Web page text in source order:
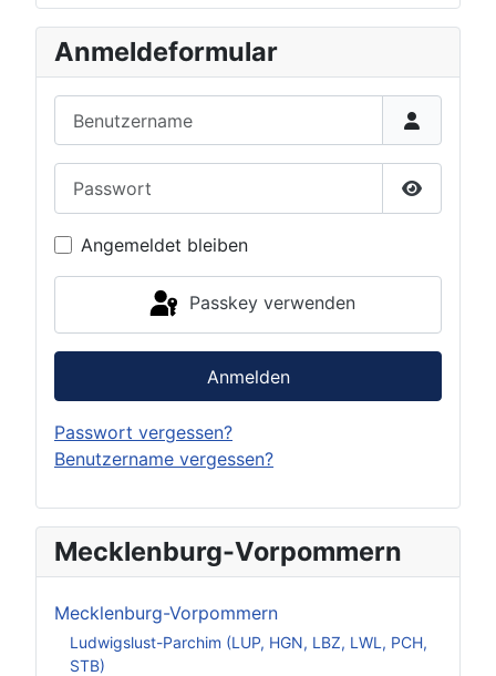
Anmeldeformular
Passwort
Angemeldet bleiben
Passkey verwenden
Anmelden
Passwort vergessen?
Benutzername vergessen?
Mecklenburg-Vorpommern
Mecklenburg-Vorpommern
Ludwigslust-Parchim (LUP, HGN, LBZ, LWL, PCH,
STB)